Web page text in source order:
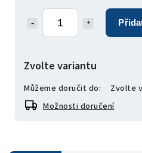
Zvolte variantu
Můžeme doručit do:
Zvolte
Možnosti doručení